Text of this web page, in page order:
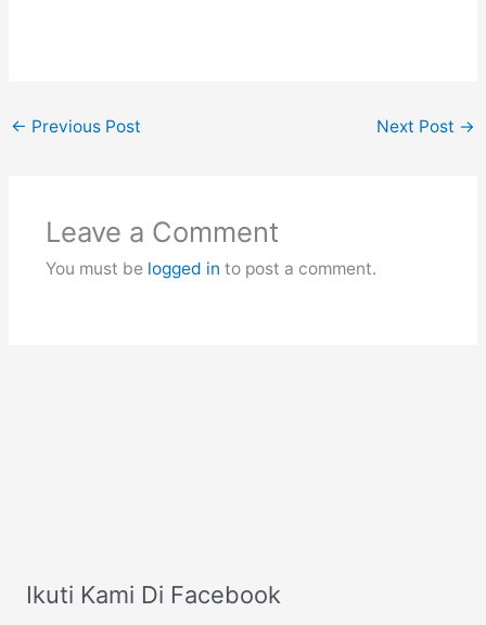
← Previous Post Next Post →
Leave a Comment
You must be logged in to post a comment.
Ikuti Kami Di Facebook